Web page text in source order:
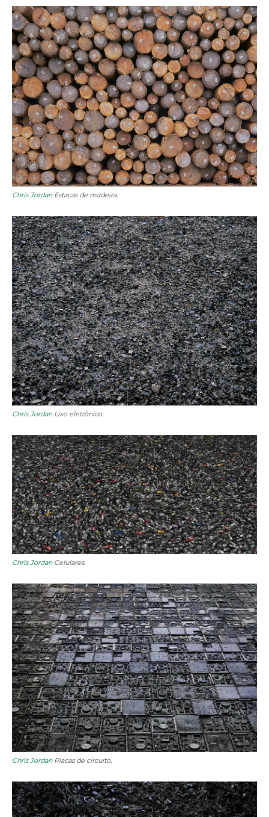
Chris JordanEstacas de madeira.
Chris JordanLixo eletrônico.
Chris JordanCelulares.
Chris JordanPlacas de circuito.